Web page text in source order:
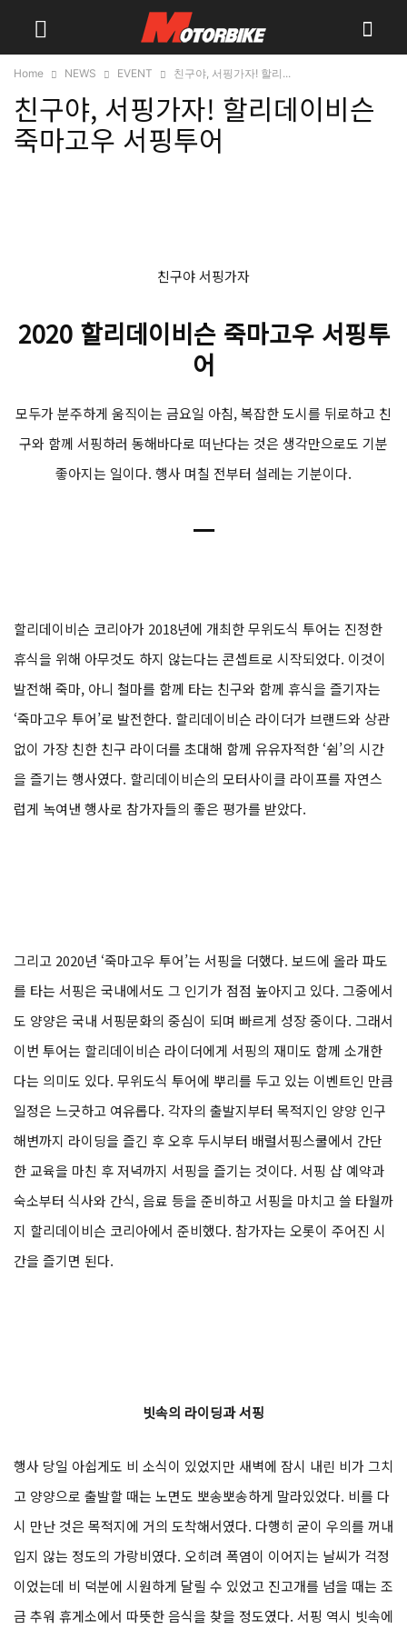
Home NEWS EVENT 친구야, 서핑가자! 할리...
친구야, 서핑가자! 할리데이비슨
죽마고우 서핑투어
친구야 서핑가자
2020 할리데이비슨 죽마고우 서핑투
어
모두가 분주하게 움직이는 금요일 아침, 복잡한 도시를 뒤로하고 친
구와 함께 서핑하러 동해바다로 떠난다는 것은 생각만으로도 기분
좋아지는 일이다. 행사 며칠 전부터 설레는 기분이다.
ㅡ
할리데이비슨 코리아가 2018년에 개최한 무위도식 투어는 진정한
휴식을 위해 아무것도 하지 않는다는 콘셉트로 시작되었다. 이것이
발전해 죽마, 아니 철마를 함께 타는 친구와 함께 휴식을 즐기자는
‘죽마고우 투어’로 발전한다. 할리데이비슨 라이더가 브랜드와 상관
없이 가장 친한 친구 라이더를 초대해 함께 유유자적한 ‘쉼’의 시간
을 즐기는 행사였다. 할리데이비슨의 모터사이클 라이프를 자연스
럽게 녹여낸 행사로 참가자들의 좋은 평가를 받았다.
그리고 2020년 ‘죽마고우 투어’는 서핑을 더했다. 보드에 올라 파도
를 타는 서핑은 국내에서도 그 인기가 점점 높아지고 있다. 그중에서
도 양양은 국내 서핑문화의 중심이 되며 빠르게 성장 중이다. 그래서
이번 투어는 할리데이비슨 라이더에게 서핑의 재미도 함께 소개한
다는 의미도 있다. 무위도식 투어에 뿌리를 두고 있는 이벤트인 만큼
일정은 느긋하고 여유롭다. 각자의 출발지부터 목적지인 양양 인구
해변까지 라이딩을 즐긴 후 오후 두시부터 배럴서핑스쿨에서 간단
한 교육을 마친 후 저녁까지 서핑을 즐기는 것이다. 서핑 샵 예약과
숙소부터 식사와 간식, 음료 등을 준비하고 서핑을 마치고 쓸 타월까
지 할리데이비슨 코리아에서 준비했다. 참가자는 오롯이 주어진 시
간을 즐기면 된다.
빗속의 라이딩과 서핑
행사 당일 아쉽게도 비 소식이 있었지만 새벽에 잠시 내린 비가 그치
고 양양으로 출발할 때는 노면도 뽀송뽀송하게 말라있었다. 비를 다
시 만난 것은 목적지에 거의 도착해서였다. 다행히 굳이 우의를 꺼내
입지 않는 정도의 가랑비였다. 오히려 폭염이 이어지는 날씨가 걱정
이었는데 비 덕분에 시원하게 달릴 수 있었고 진고개를 넘을 때는 조
금 추워 휴게소에서 따뜻한 음식을 찾을 정도였다. 서핑 역시 빗속에